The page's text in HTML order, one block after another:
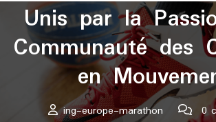
Unis par la
Communauté des
en
ing-europe-marathon
0